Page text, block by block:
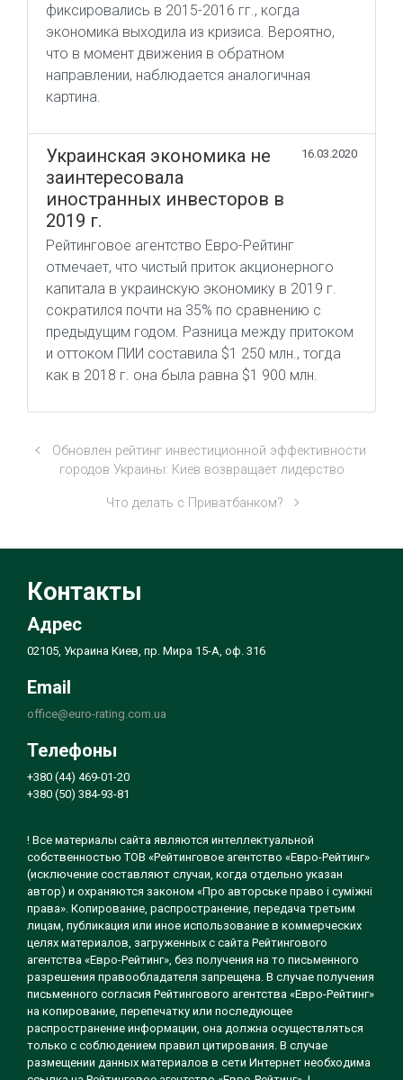
фиксировались в 2015-2016 гг., когда
экономика выходила из кризиса. Вероятно,
что в момент движения в обратном
направлении, наблюдается аналогичная
картина.
Украинская экономика не
заинтересовала
иностранных инвесторов в
2019 г.
16.03.2020
Рейтинговое агентство Евро-Рейтинг
отмечает, что чистый приток акционерного
капитала в украинскую экономику в 2019 г.
сократился почти на 35% по сравнению с
предыдущим годом. Разница между притоком
и оттоком ПИИ составила $1 250 млн., тогда
как в 2018 г. она была равна $1 900 млн.
Обновлен рейтинг инвестиционной эффективности
городов Украины: Киев возвращает лидерство
Что делать с Приватбанком?
Контакты
Адрес
02105, Украина Киев, пр. Мира 15-А, оф. 316
Email
office@euro-rating.com.ua
Телефоны
+380 (44) 469-01-20
+380 (50) 384-93-81
! Все материалы сайта являются интеллектуальной
собственностью ТОВ «Рейтинговое агентство «Евро-Рейтинг»
(исключение составляют случаи, когда отдельно указан
автор) и охраняются законом «Про авторське право і суміжні
права». Копирование, распространение, передача третьим
лицам, публикация или иное использование в коммерческих
целях материалов, загруженных с сайта Рейтингового
агентства «Евро-Рейтинг», без получения на то письменного
разрешения правообладателя запрещена. В случае получения
письменного согласия Рейтингового агентства «Евро-Рейтинг»
на копирование, перепечатку или последующее
распространение информации, она должна осуществляться
только с соблюдением правил цитирования. В случае
размещении данных материалов в сети Интернет необходима